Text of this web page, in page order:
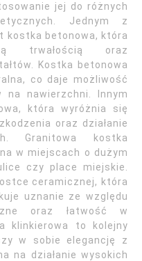
jej do różnych
Jednym z
kostka betonowa, która
trwałością oraz
Kostka betonowa
co daje możliwość
na nawierzchni. Innym
która wyróżnia się
oraz działanie
Granitowa kostka
w miejscach o dużym
czy place miejskie.
ceramicznej, która
uznanie ze względu
oraz łatwość w
klinkierowa to kolejny
w sobie elegancję z
na działanie wysokich